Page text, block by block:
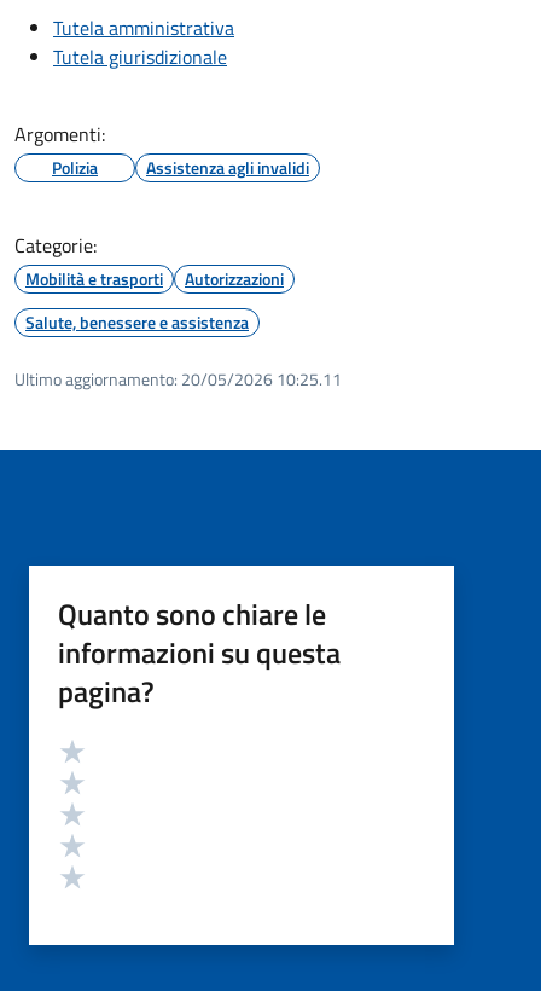
Tutela amministrativa
Tutela giurisdizionale
Argomenti:
Polizia Assistenza agli invalidi
Categorie:
Mobilità e trasporti
Autorizzazioni
Salute, benessere e assistenza
Ultimo aggiornamento: 20/05/2026 10:25.11
Quanto sono chiare le
informazioni su questa
pagina?
Valutazione